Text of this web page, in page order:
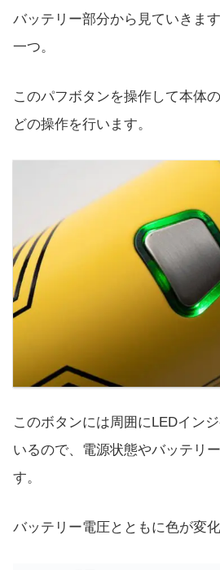
バッテリー部分から見ていきま
一つ。
このパフボタンを操作して本体
どの操作を行います。
このボタンには周囲にLEDイン
いるので、電源状態やバッテリ
す。
バッテリー電圧とともに色が変化